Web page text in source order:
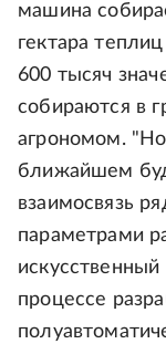
машина
гектара
600 тысяч
собираются в
агрономом. "Но
ближайшем
взаимосвязь
параметрами
процессе